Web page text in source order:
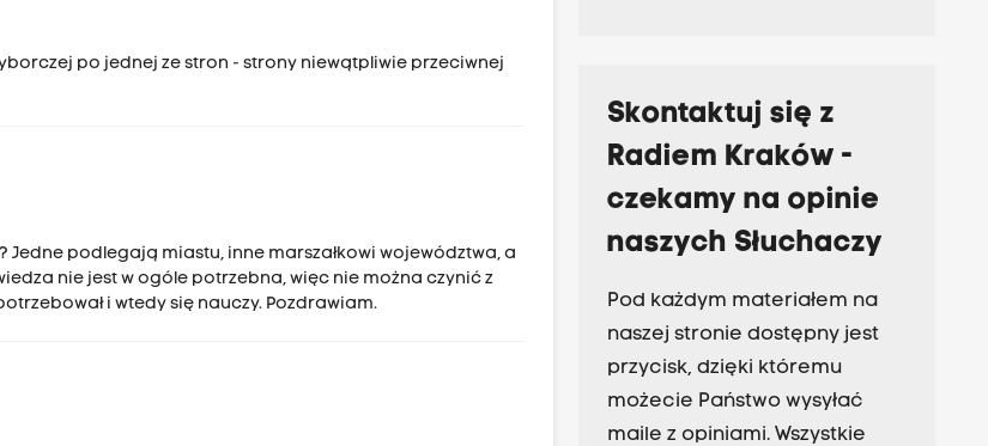
po jednej ze stron - strony niewątpliwie przeciwnej
podlegają miastu, inne marszałkowi województwa, a
nie jest w ogóle potrzebna, więc nie można czynić z
i wtedy się nauczy. Pozdrawiam.
Skontaktuj się z
Radiem Kraków -
czekamy na opinie
naszych Słuchaczy
Pod każdym materiałem na
naszej stronie dostępny jest
przycisk, dzięki któremu
możecie Państwo wysyłać
maile z opiniami. Wszystkie